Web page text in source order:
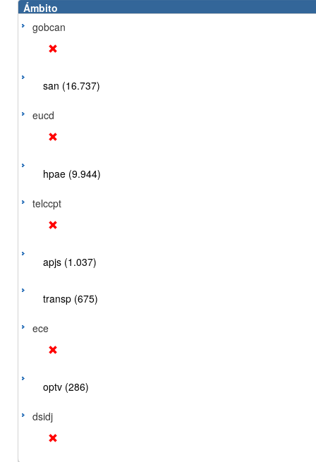
Ámbito
gobcan
san (16.737)
eucd
hpae (9.944)
telccpt
apjs (1.037)
transp (675)
ece
optv (286)
dsidj